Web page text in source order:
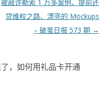
被敲诈勒索 1 万多案例、提前还
贷维权之路、漂亮的 Mockups
– 破茧日报 573 期 →
，如何用礼品卡开通